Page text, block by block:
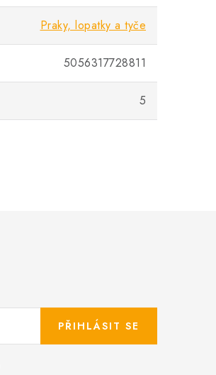
Praky, lopatky a tyče
5056317728811
5
PŘIHLÁSIT SE